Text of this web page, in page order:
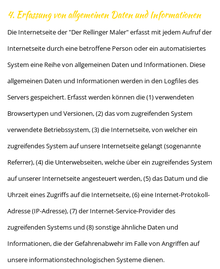
4. Erfassung von allgemeinen Daten und Informationen
Die Internetseite der "Der Rellinger Maler" erfasst mit jedem Aufruf der
Internetseite durch eine betroffene Person oder ein automatisiertes
System eine Reihe von allgemeinen Daten und Informationen. Diese
allgemeinen Daten und Informationen werden in den Logfiles des
Servers gespeichert. Erfasst werden können die (1) verwendeten
Browsertypen und Versionen, (2) das vom zugreifenden System
verwendete Betriebssystem, (3) die Internetseite, von welcher ein
zugreifendes System auf unsere Internetseite gelangt (sogenannte
Referrer), (4) die Unterwebseiten, welche über ein zugreifendes System
auf unserer Internetseite angesteuert werden, (5) das Datum und die
Uhrzeit eines Zugriffs auf die Internetseite, (6) eine Internet-Protokoll-
Adresse (IP-Adresse), (7) der Internet-Service-Provider des
zugreifenden Systems und (8) sonstige ähnliche Daten und
Informationen, die der Gefahrenabwehr im Falle von Angriffen auf
unsere informationstechnologischen Systeme dienen.